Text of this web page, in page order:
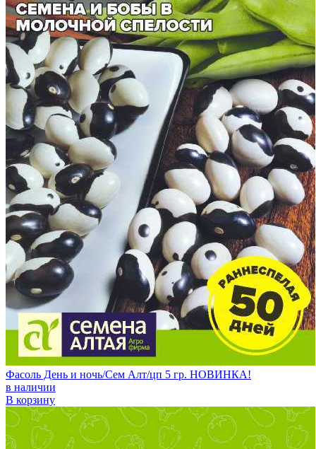
Фасоль День и ночь/Сем Алт/цп 5 гр. НОВИНКА!
в наличии
В корзину